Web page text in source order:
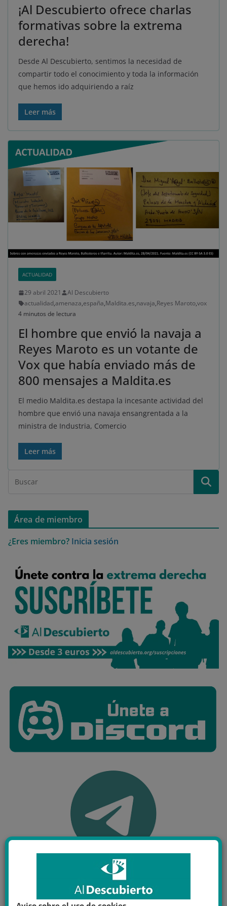
¡Al Descubierto ofrece charlas
formativas sobre la extrema
derecha!
Desde Al Descubierto, sentimos la necesidad de
compartir todo el conocimiento y toda la información
que hemos ido adquiriendo a raíz
Leer más
ACTUALIDAD
29 abril 2021
Al Descubierto
actualidad,amenaza,españa,Maldita.es,navaja,Reyes Maroto,vox
4 minutos de lectura
El hombre que envió la navaja a
Reyes Maroto es un votante de
Vox que había enviado más de
800 mensajes a Maldita.es
El medio Maldita.es destapa la incesante actividad del
hombre que envió una navaja ensangrentada a la
ministra de Industria, Comercio
Leer más
Área de miembro
¿Eres miembro? Inicia sesión